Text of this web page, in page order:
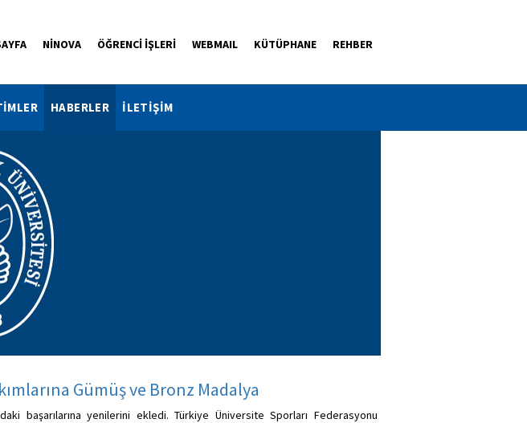
NİNOVA ÖĞRENCİ İŞLERİ WEBMAIL KÜTÜPHANE REHBER
HABERLER İLETİŞİM
Gümüş ve Bronz Madalya
başarılarına yenilerini ekledi. Türkiye Üniversite Sporları Federasyonu